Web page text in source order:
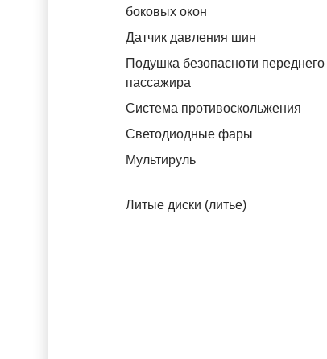
боковых окон
Датчик давления шин
Подушка безопасноти переднего
пассажира
Система противоскольжения
Светодиодные фары
Мультируль
Литые диски (литье)